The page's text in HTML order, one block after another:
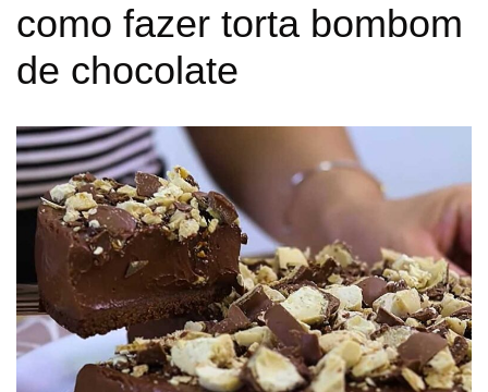
como fazer torta bombom
de chocolate